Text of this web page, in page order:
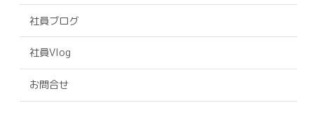
社員ブログ
社員Vlog
お問合せ